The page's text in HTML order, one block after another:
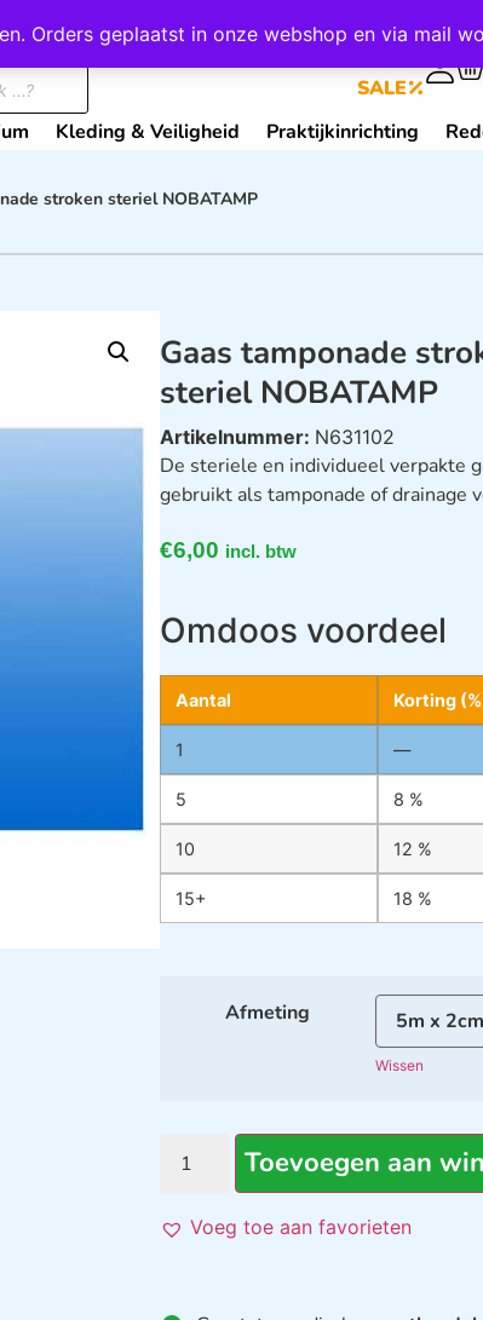
Orders geplaatst in onze webshop en via mail
SALE
Kleding & Veiligheid Praktijkinrichting
stroken steriel NOBATAMP
Gaas tamponade
steriel NOBATAMP
Artikelnummer: N631102
De steriele en individueel verpakte
gebruikt als tamponade of drainage
€6,00 incl. btw
Omdoos voordeel
Aantal Korting
1 —
5 8 %
10 12 %
15+ 18 %
Afmeting
Wissen
Toevoegen aan
Voeg toe aan favorieten